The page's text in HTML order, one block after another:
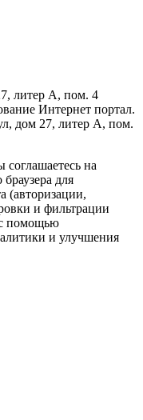
литер А, пом. 4
Интернет портал.
дом 27, литер А, пом.
соглашаетесь на
для
(авторизации,
и фильтрации
с помощью
и улучшения